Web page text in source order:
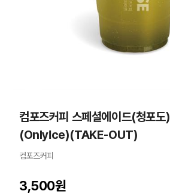
컴포즈커피 스페셜에이드(청포도)
(OnlyIce)(TAKE-OUT)
컴포즈커피
3,500원